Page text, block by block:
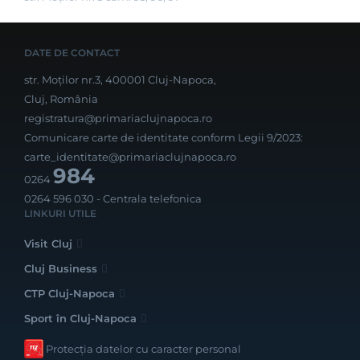
DATE DE CONTACT
str. Moților nr.3, 400001 Cluj-Napoca,
Cluj, România
registratura@primariaclujnapoca.ro
Comunicare carte de identitate conform Legii 9/2023:
carte_identitate@primariaclujnapoca.ro
0264984
0264 596 030 - Centrala telefonica
LINKURI UTILE
Visit Cluj
Cluj Business
CTP Cluj-Napoca
Sport în Cluj-Napoca
Protecția datelor cu caracter personal